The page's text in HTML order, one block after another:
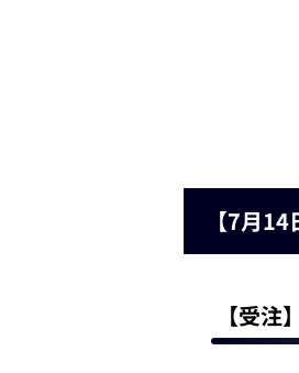
【7月
【受